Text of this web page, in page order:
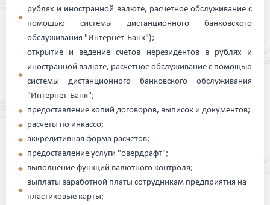
рублях и иностранной валюте, расчетное обслуживание с
помощью системы дистанционного банковского
обслуживания "Интернет-Банк");
открытие и ведение счетов нерезидентов в рублях и
иностранной валюте, расчетное обслуживание с помощью
системы дистанционного банковского обслуживания
"Интернет-Банк";
предоставление копий договоров, выписок и документов;
расчеты по инкассо;
аккредитивная форма расчетов;
предоставление услуги "овердрафт";
выполнение функций валютного контроля;
выплаты заработной платы сотрудникам предприятия на
пластиковые карты;